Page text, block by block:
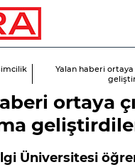
Yalan haberi
ortaya
Üniversitesi